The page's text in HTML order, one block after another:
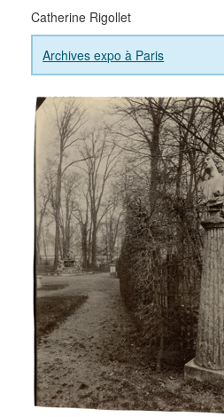
Catherine Rigollet
Archives expo à Paris